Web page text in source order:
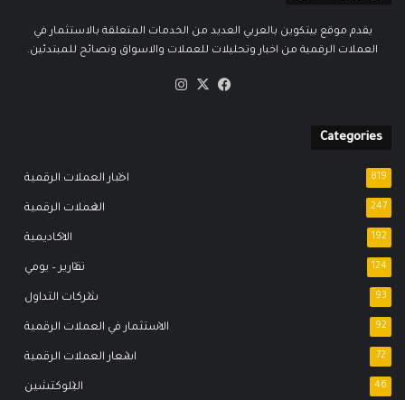
يقدم موقع بيتكوين بالعربي العديد من الخدمات المتعلقة بالاستثمار في
العملات الرقمية من اخبار وتحليلات للعملات والاسواق ونصائح للمبتدئين.
فيسبوك
‫X
Categories
اخبار العملات الرقمية 819
العملات الرقمية 247
الاكاديمية 192
تقارير – يومي 124
شركات التداول 93
الاستثمار في العملات الرقمية 92
اسعار العملات الرقمية 72
البلوكتشين 46